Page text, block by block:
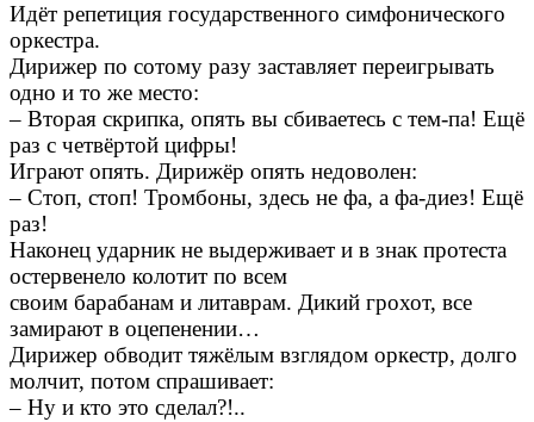
Идёт репетиция государственного симфонического
оркестра.
Дирижер по сотому разу заставляет переигрывать
одно и то же место:
– Вторая скрипка, опять вы сбиваетесь с тем-па! Ещё
раз с четвёртой цифры!
Играют опять. Дирижёр опять недоволен:
– Стоп, стоп! Тромбоны, здесь не фа, а фа-диез! Ещё
раз!
Наконец ударник не выдерживает и в знак протеста
остервенело колотит по всем
своим барабанам и литаврам. Дикий грохот, все
замирают в оцепенении…
Дирижер обводит тяжёлым взглядом оркестр, долго
молчит, потом спрашивает:
– Ну и кто это сделал?!..